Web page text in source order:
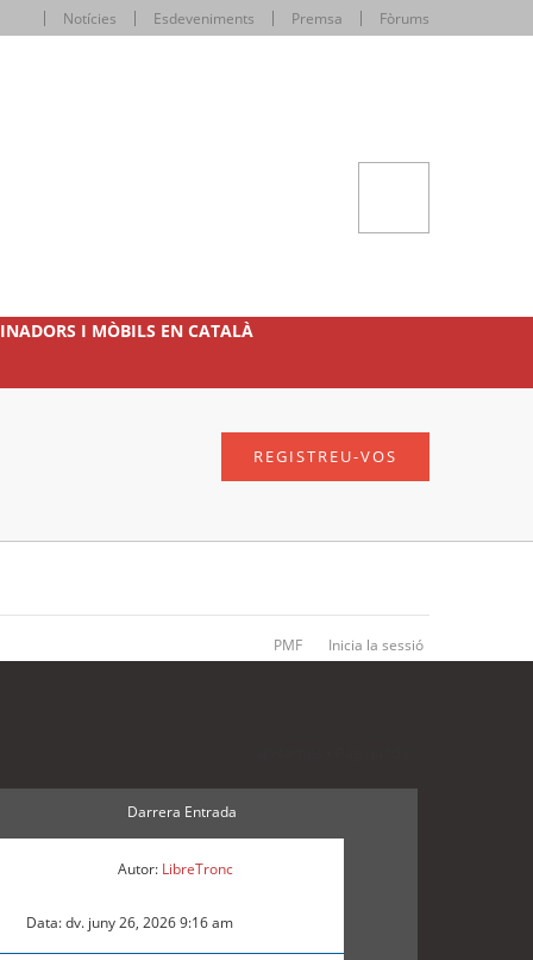
Notícies Esdeveniments Premsa Fòrums
I MÒBILS EN CATALÀ
REGISTREU-VOS
PMF Inicia la sessió
Darrera Entrada
Autor: LibreTronc
Data: dv. juny 26, 2026 9:16 am